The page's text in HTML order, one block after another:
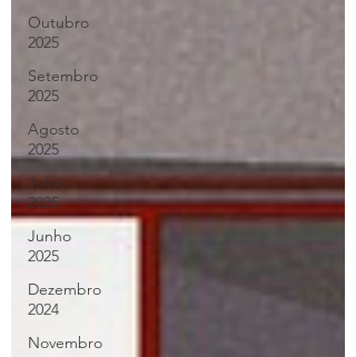
Outubro
2025
Setembro
2025
Agosto
2025
Julho
2025
Junho
2025
Dezembro
2024
Novembro